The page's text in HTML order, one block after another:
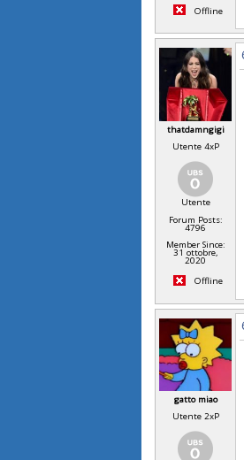
Offline
thatdamngigi
Utente 4xP
Utente
Forum Posts:
4796
Member Since:
31 ottobre,
2020
Offline
gatto miao
Utente 2xP